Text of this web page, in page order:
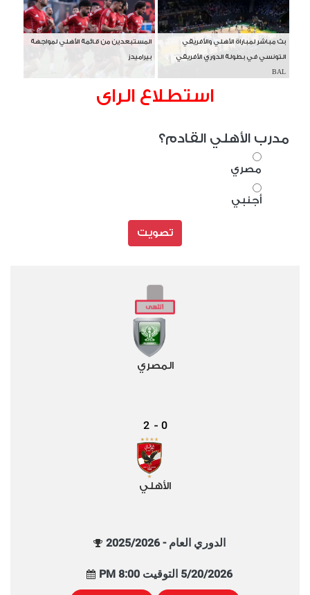
بث مباشر لمباراة الأهلي والأفريقي
التونسي في بطولة الدوري الأفريقي
BAL
المستبعدين من قائمة الأهلي لمواجهة
بيراميدز
استطلاع الراى
مدرب الأهلي القادم؟
مصري
أجنبي
تصويت
المصري
0
-
2
الأهلي
الدوري العام - 2025/2026
5/20/2026 التوقيت 8:00 PM